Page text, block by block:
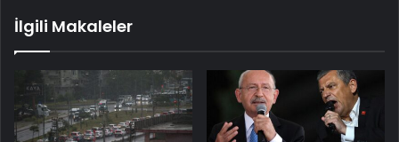
İlgili Makaleler